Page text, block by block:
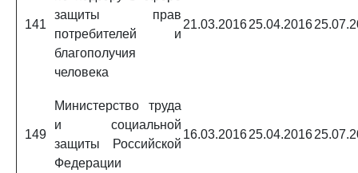
141
защиты прав
потребителей и
благополучия
человека
21.03.201625.04.2016
149
Министерство труда
и социальной
защиты Российской
Федерации
16.03.201625.04.2016